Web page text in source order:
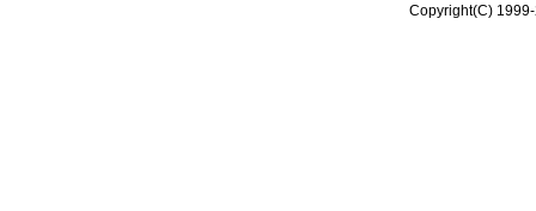
Copyright(C)